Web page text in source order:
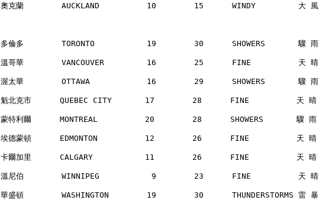
奧克蘭        AUCKLAND          10        15      WINDY         大 風
多倫多        TORONTO           19        30      SHOWERS       驟 雨
溫哥華        VANCOUVER         16        25      FINE          天 晴
渥太華        OTTAWA            16        29      SHOWERS       驟 雨
魁北克市      QUEBEC CITY       17        28      FINE          天 晴
蒙特利爾      MONTREAL          20        28      SHOWERS       驟 雨
埃德蒙頓      EDMONTON          12        26      FINE          天 晴
卡爾加里      CALGARY           11        26      FINE          天 晴
溫尼伯        WINNIPEG           9        23      FINE          天 晴
華盛頓        WASHINGTON        19        30      THUNDERSTORMS 雷 暴